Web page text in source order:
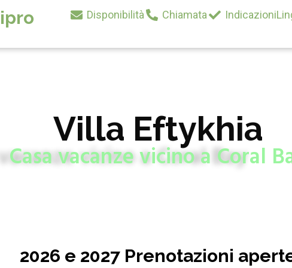
Disponibilità Chiamata Indicazioni
Villa Eftykhia
Casa vacanze vicino a Coral
2026 e 2027 Prenotazioni